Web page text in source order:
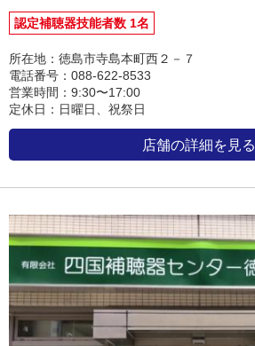
認定補聴器技能者数 1名
所在地：徳島市寺島本町西２－７
電話番号：088-622-8533
営業時間：9:30〜17:00
定休日：日曜日、祝祭日
店舗の詳細を見る